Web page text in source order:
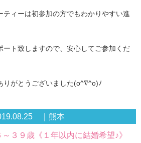
ティーは初参加の方でもわかりやすい進
ート致しますので、安心してご参加くだ
りがとうございました(o^∇^o)ﾉ
｜熊本
３９歳《１年以内に結婚希望♪》